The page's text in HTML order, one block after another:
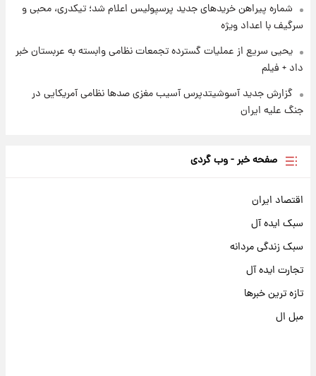
شماره پیراهن خریدهای جدید پرسپولیس اعلام شد؛ تیکدری، محبی و
سرگیف با اعداد ویژه
یحیی سریع از عملیات گسترده تجمعات نظامی وابسته به عربستان خبر
داد + فیلم
گزارش جدید آسوشیتدپرس آسیب مغزی صدها نظامی آمریکایی در
جنگ علیه ایران
صفحه خبر - وب گردی
اقتصاد ایران
سبک ایده آل
سبک زندگی مردانه
تجارت ایده آل
تازه ترین خبرها
مبل ال